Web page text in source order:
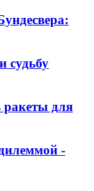
судьбу
ракеты для
-